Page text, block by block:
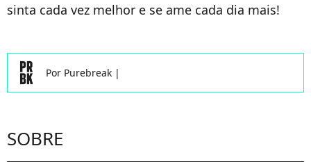
sinta cada vez melhor e se ame cada dia mais!
Por Purebreak |
SOBRE